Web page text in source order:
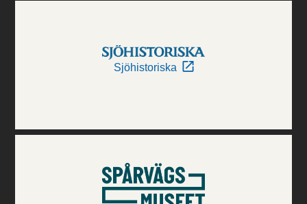
Sjöhistoriska